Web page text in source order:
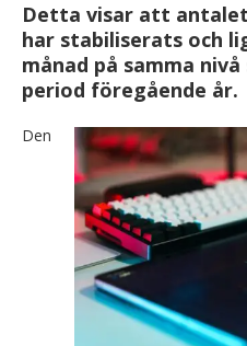
Detta visar att
har stabiliserats och
månad på samma
period föregående år.
Den